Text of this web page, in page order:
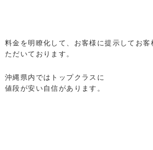
料金を明瞭化して、お客様に提示してお客
ただいております。
沖縄県内ではトップクラスに
値段が安い自信があります。